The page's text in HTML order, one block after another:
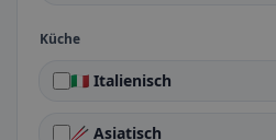
Küche
🇮🇹 Italienisch
🥢 Asiatisch